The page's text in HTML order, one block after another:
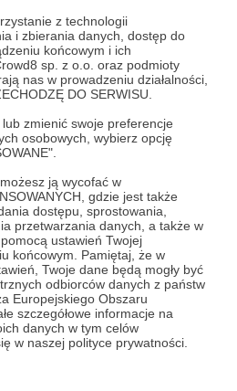
z technologii
i zbierania danych, dostęp do
końcowym i ich
sp. z o.o. oraz podmioty
nas w prowadzeniu działalności,
DO SERWISU.
zmienić swoje preferencje
osobowych, wybierz opcję
ją wycofać w
gdzie jest także
dostępu, sprostowania,
przetwarzania danych, a także w
ustawień Twojej
końcowym. Pamiętaj, że w
Twoje dane będą mogły być
odbiorców danych z państw
Europejskiego Obszaru
szczegółowe informacje na
danych w tym celów
w naszej polityce prywatności.
Regulaminserwisu oraz
moich danych
formularzu rejestracyjnym w celu
usług serwisu Patronite.
drogą elektroniczną
newslettera. Opcja ta może zostać
konta.